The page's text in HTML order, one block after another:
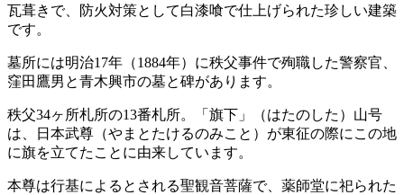
瓦葺きで、防火対策として白漆喰で仕上げられた珍しい建築
です。
墓所には明治17年（1884年）に秩父事件で殉職した警察官、
窪田鷹男と青木興市の墓と碑があります。
秩父34ヶ所札所の13番札所。「旗下」（はたのした）山号
は、日本武尊（やまとたけるのみこと）が東征の際にこの地
に旗を立てたことに由来しています。
本尊は行基によるとされる聖観音菩薩で、薬師堂に祀られた